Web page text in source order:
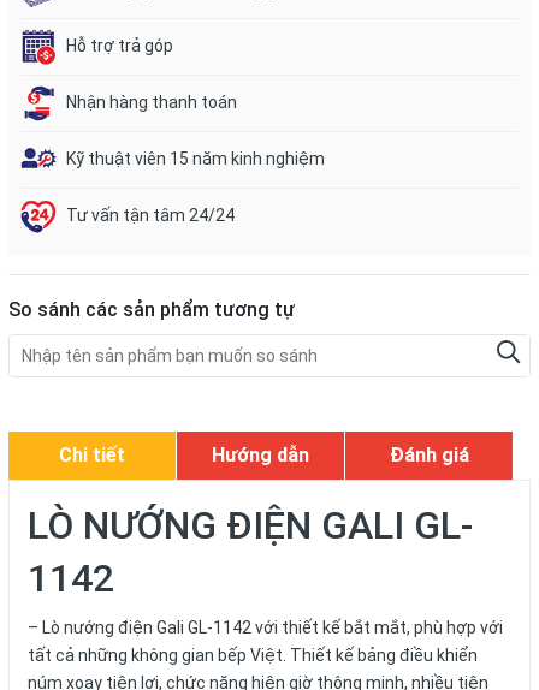
Hỗ trợ trả góp
Nhận hàng thanh toán
Kỹ thuật viên 15 năm kinh nghiệm
Tư vấn tận tâm 24/24
So sánh các sản phẩm tương tự
Chi tiết Hướng dẫn Đánh giá
LÒ NƯỚNG ĐIỆN GALI GL-
1142
– Lò nướng điện Gali GL-1142 với thiết kế bắt mắt, phù hợp với
tất cả những không gian bếp Việt. Thiết kế bảng điều khiển
núm xoay tiện lợi, chức năng hiện giờ thông minh, nhiều tiện